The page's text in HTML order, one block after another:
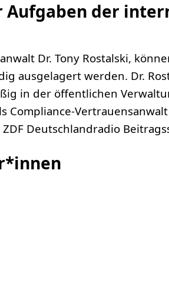
Aufgaben der
Dr. Tony Rostalski,
ausgelagert werden. Dr.
in der öffentlichen
Compliance-
Deutschlandradio